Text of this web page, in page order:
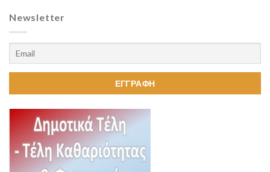
Newsletter